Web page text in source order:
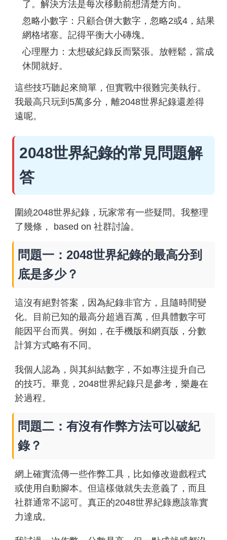
了。解決方法是每次移動前想清楚方向。
忽略小數字：只顧合併大數字，忽略2或4，結果
網格堵塞。記得平衡大小磚塊。
心理壓力：太想破紀錄反而緊張。放輕鬆，當成
休閒就好。
這些技巧聽起來簡單，但實戰中很難完美執行。
我最高只玩到5萬多分，離2048世界紀錄還差得
遠呢。
2048世界紀錄的常見問題解
答
圍繞2048世界紀錄，玩家常有一些疑問。我整理
了幾條， based on 社群討論。
問題一：2048世界紀錄的最高分到
底是多少？
這沒有絕對答案，因為紀錄非官方，且隨時間變
化。目前已知的最高分超過百萬，但具體數字可
能因平台而異。例如，在手機版和網頁版，分數
計算方式略有不同。
我個人認為，與其糾結數字，不如專注提升自己
的技巧。畢竟，2048世界紀錄只是參考，樂趣在
於過程。
問題二：有沒有作弊方法可以破紀
錄？
網上確實流傳一些作弊工具，比如修改遊戲程式
或使用自動腳本。但這樣做就失去意義了，而且
社群通常不認可。真正的2048世界紀錄應該靠實
力達成。